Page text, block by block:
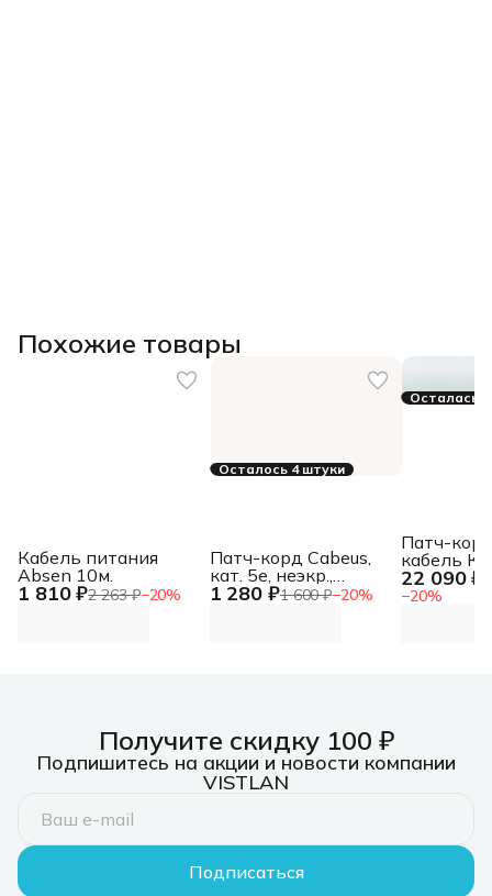
Похожие товары
1 810 ₽2 263 ₽−20%
Кабель питания
Absen 10м.
Осталось 4 штуки
1 280 ₽1 600 ₽−20%
Патч-корд Cabeus,
кат. 5е, неэкр.,
U/UTP, RJ45/RJ45,
Осталась
22 090 ₽
−20%
Патч-
кабель
кордовый
Получите скидку 100 ₽
Подпишитесь на акции и новости компании
VISTLAN
Подписаться